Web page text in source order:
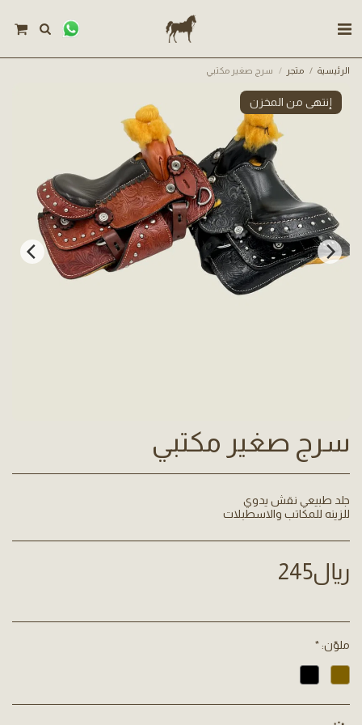
الرئيسية متجر سرج صغير مكتبي
إنتهى من المخزن
سرج صغير مكتبي
للزينه للمكاتب والاسطبلات
﷼245
ملوّن:*